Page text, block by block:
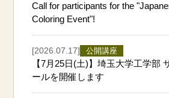
Call for participants for the
Coloring Event"!
[2026.07.17] 公開講座
【7月25日(土)】埼玉大学工学部
ールを開催します